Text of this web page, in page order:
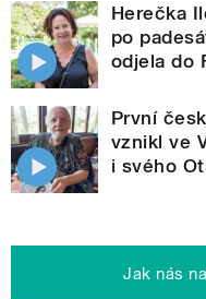
Herečka
po
odjela do
První
vznikl ve
i svého
Jak nás